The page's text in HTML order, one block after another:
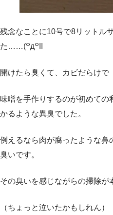
残念なことに10号で8リットル
た……(꒪д꒪II
開けたら臭くて、カビだらけで
味噌を手作りするのが初めての
かるような異臭でした。
例えるなら肉が腐ったような鼻
臭いです。
その臭いを感じながらの掃除が
（ちょっと泣いたかもしれん）